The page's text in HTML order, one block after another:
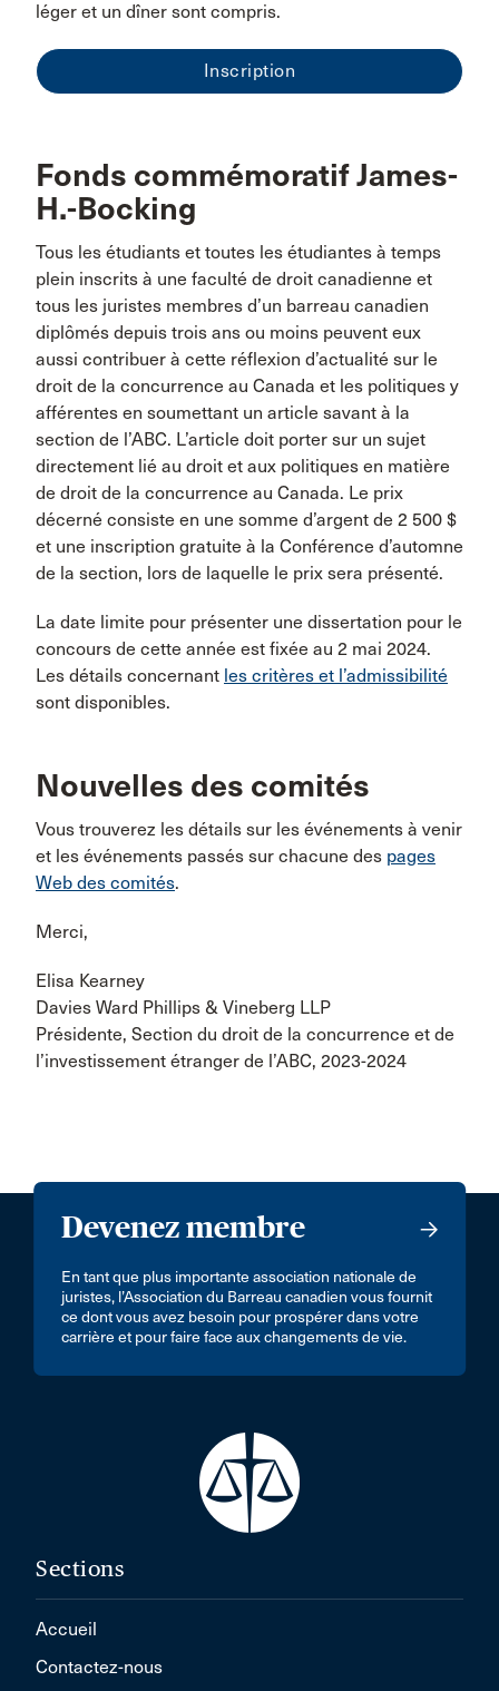
léger et un dîner sont compris.
Inscription
Fonds commémoratif James-
H.-Bocking
Tous les étudiants et toutes les étudiantes à temps
plein inscrits à une faculté de droit canadienne et
tous les juristes membres d’un barreau canadien
diplômés depuis trois ans ou moins peuvent eux
aussi contribuer à cette réflexion d’actualité sur le
droit de la concurrence au Canada et les politiques y
afférentes en soumettant un article savant à la
section de l’ABC. L’article doit porter sur un sujet
directement lié au droit et aux politiques en matière
de droit de la concurrence au Canada. Le prix
décerné consiste en une somme d’argent de 2 500 $
et une inscription gratuite à la Conférence d’automne
de la section, lors de laquelle le prix sera présenté.
La date limite pour présenter une dissertation pour le
concours de cette année est fixée au 2 mai 2024.
Les détails concernant les critères et l’admissibilité
sont disponibles.
Nouvelles des comités
Vous trouverez les détails sur les événements à venir
et les événements passés sur chacune des pages
Web des comités.
Merci,
Elisa Kearney
Davies Ward Phillips & Vineberg LLP
Présidente, Section du droit de la concurrence et de
l’investissement étranger de l’ABC, 2023-2024
Devenez membre
En tant que plus importante association nationale de
juristes, l’Association du Barreau canadien vous fournit
ce dont vous avez besoin pour prospérer dans votre
carrière et pour faire face aux changements de vie.
Sections
Accueil
Contactez-nous